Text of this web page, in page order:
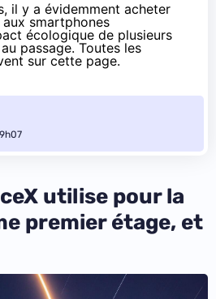
il y a évidemment acheter
aux smartphones
écologique de plusieurs
passage. Toutes les
sur cette page.
utilise pour la
premier étage, et